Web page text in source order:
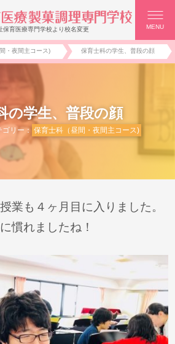
保育医療専門学校より校名変更 MENU
・夜間主コース) 保育士科の学生、普段の顔
の学生、普段の顔
ゴリー： 保育士科（昼間・夜間主コース)
業も４ヶ月目に入りました。
慣れましたね！